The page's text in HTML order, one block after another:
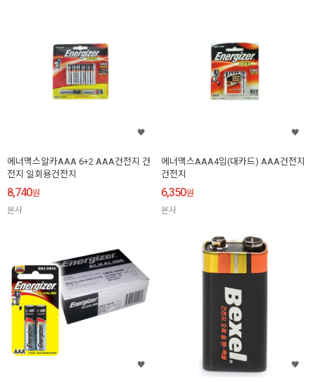
에너맥스알카AAA 6+2 AAA건전지 건
전지 일회용건전지
8,740원
본사
에너맥스AAA4입(대카드) AAA건전지
건전지
6,350원
본사